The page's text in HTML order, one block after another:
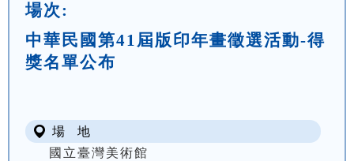
場次:
中華民國第41屆版印年畫徵選活動-得
獎名單公布
場 地
國立臺灣美術館